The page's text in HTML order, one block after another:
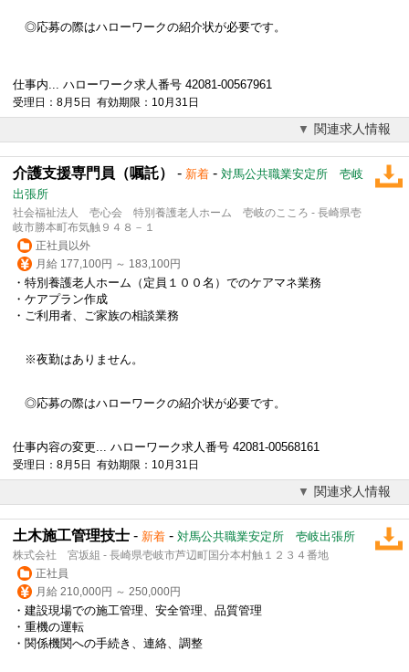
◎応募の際はハローワークの紹介状が必要です。
仕事内... ハローワーク求人番号 42081-00567961
受理日：8月5日 有効期限：10月31日
関連求人情報
介護支援専門員（嘱託） - 新着 - 対馬公共職業安定所 壱岐
出張所
社会福祉法人 壱心会 特別養護老人ホーム 壱岐のこころ - 長崎県壱
岐市勝本町布気触９４８－１
正社員以外
月給 177,100円 ～ 183,100円
・特別養護老人ホーム（定員１００名）でのケアマネ業務
・ケアプラン作成
・ご利用者、ご家族の相談業務
※夜勤はありません。
◎応募の際はハローワークの紹介状が必要です。
仕事内容の変更... ハローワーク求人番号 42081-00568161
受理日：8月5日 有効期限：10月31日
関連求人情報
土木施工管理技士 - 新着 - 対馬公共職業安定所 壱岐出張所
株式会社 宮坂組 - 長崎県壱岐市芦辺町国分本村触１２３４番地
正社員
月給 210,000円 ～ 250,000円
・建設現場での施工管理、安全管理、品質管理
・重機の運転
・関係機関への手続き、連絡、調整